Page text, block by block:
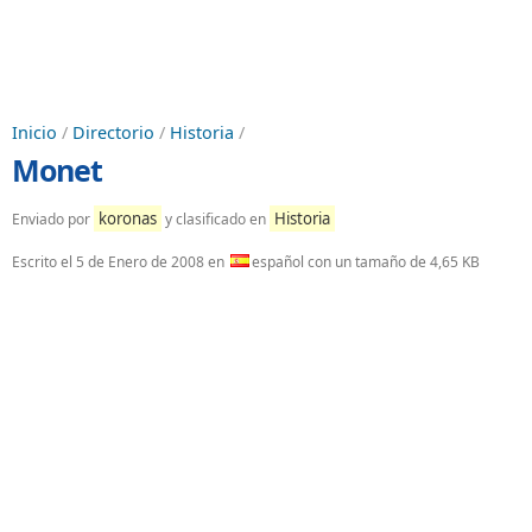
Inicio / Directorio / Historia /
Monet
Enviado por koronas y clasificado en Historia
Escrito el 5 de Enero de 2008en español con un tamaño de 4,65 KB